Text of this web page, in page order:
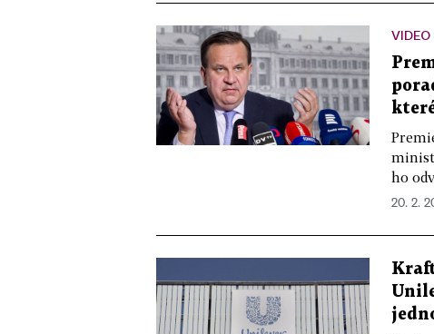
VIDEO
ho
20. 2.